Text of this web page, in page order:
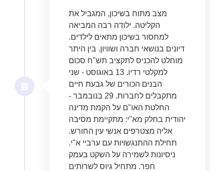
מצב מתוח בשיכון, המגביל את
הקליטה. ילודה רבה המביאה
למחסור בשיכון מתאים לילדים.
דיונים בנושאי חברה ושוויון. בין היתר
מוחלט להכניס לתקציב תש"ח סכום
למקלטי רדיו. 13 באוגוסט - שני
הבנים הכורים של גבעת חיים
מתקבלים לחברות. 29 בנובמבר -
החלטת האו"ם על הקמת מדינה
יהודית בחלק מא"י: מתקיימת מסיבה
אליה מצטרפים אנשי עין החורש.
תחילת ההתנגשויות עם ערביי א"י.
ניסיונות לשמירה על השקט בעמק
חפר. מתחיל גיוס לשרותים